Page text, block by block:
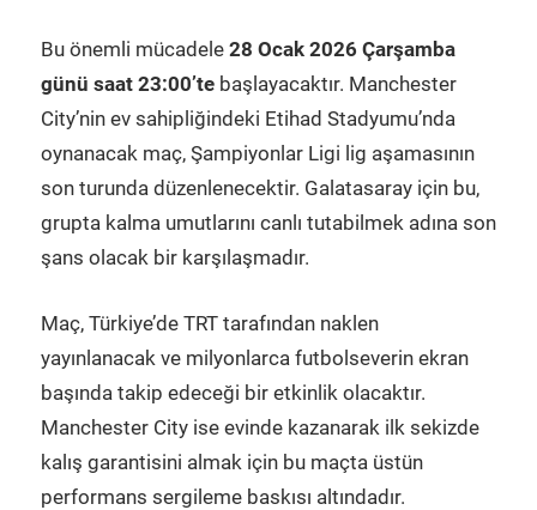
Bu önemli mücadele 28 Ocak 2026 Çarşamba
günü saat 23:00’te başlayacaktır. Manchester
City’nin ev sahipliğindeki Etihad Stadyumu’nda
oynanacak maç, Şampiyonlar Ligi lig aşamasının
son turunda düzenlenecektir. Galatasaray için bu,
grupta kalma umutlarını canlı tutabilmek adına son
şans olacak bir karşılaşmadır.
Maç, Türkiye’de TRT tarafından naklen
yayınlanacak ve milyonlarca futbolseverin ekran
başında takip edeceği bir etkinlik olacaktır.
Manchester City ise evinde kazanarak ilk sekizde
kalış garantisini almak için bu maçta üstün
performans sergileme baskısı altındadır.